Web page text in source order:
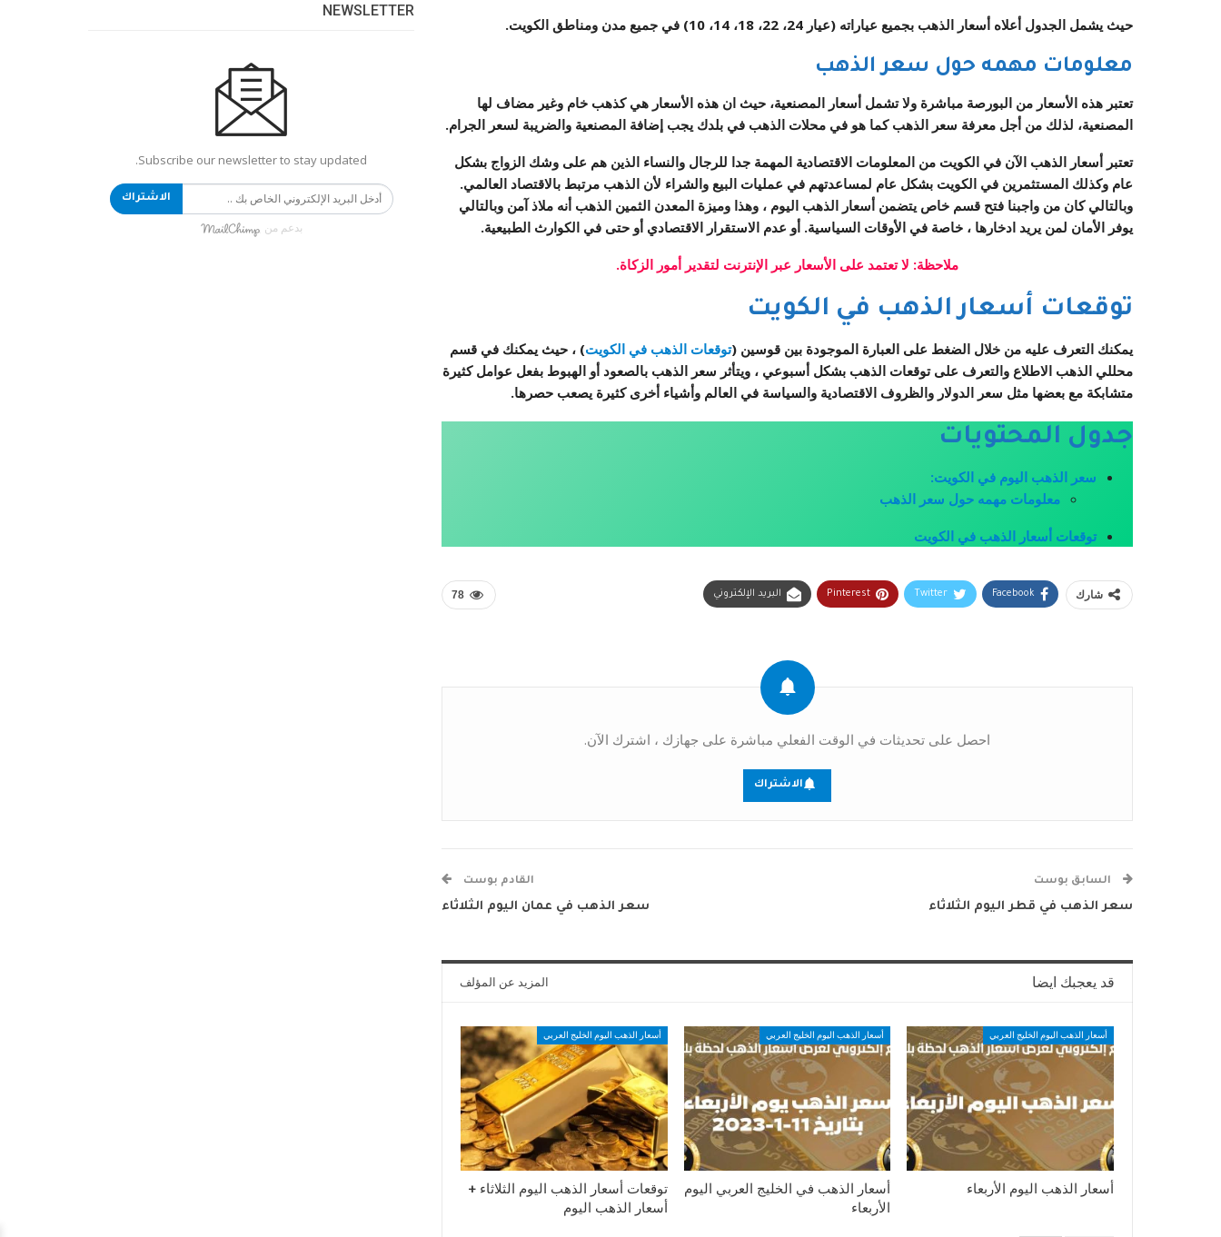
حيث يشمل الجدول أعلاه أسعار الذهب بجميع عياراته (عيار 24، 22، 18، 14، 10) في جميع مدن ومناطق الكويت.
معلومات مهمه حول سعر الذهب
تعتبر هذه الأسعار من البورصة مباشرة ولا تشمل أسعار المصنعية، حيث ان هذه الأسعار هي كذهب خام وغير مضاف لها
المصنعية، لذلك من أجل معرفة سعر الذهب كما هو في محلات الذهب في بلدك يجب إضافة المصنعية والضريبة لسعر الجرام.
تعتبر أسعار الذهب الآن في الكويت من المعلومات الاقتصادية المهمة جدا للرجال والنساء الذين هم على وشك الزواج بشكل
عام وكذلك المستثمرين في الكويت بشكل عام لمساعدتهم في عمليات البيع والشراء لأن الذهب مرتبط بالاقتصاد العالمي.
وبالتالي كان من واجبنا فتح قسم خاص يتضمن أسعار الذهب اليوم ، وهذا وميزة المعدن الثمين الذهب أنه ملاذ آمن وبالتالي
يوفر الأمان لمن يريد ادخارها ، خاصة في الأوقات السياسية. أو عدم الاستقرار الاقتصادي أو حتى في الكوارث الطبيعية.
ملاحظة: لا تعتمد على الأسعار عبر الإنترنت لتقدير أمور الزكاة.
توقعات أسعار الذهب في الكويت
يمكنك التعرف عليه من خلال الضغط على العبارة الموجودة بين قوسين (توقعات الذهب في الكويت) ، حيث يمكنك في قسم
محللي الذهب الاطلاع والتعرف على توقعات الذهب بشكل أسبوعي ، ويتأثر سعر الذهب بالصعود أو الهبوط بفعل عوامل كثيرة
متشابكة مع بعضها مثل سعر الدولار والظروف الاقتصادية والسياسة في العالم وأشياء أخرى كثيرة يصعب حصرها.
جدول المحتويات
سعر الذهب اليوم في الكويت:
معلومات مهمه حول سعر الذهب
توقعات أسعار الذهب في الكويت
78 شارك Facebook
Twitter
Pinterest البريد الإلكتروني
احصل على تحديثات في الوقت الفعلي مباشرة على جهازك ، اشترك الآن.
الاشتراك
السابق بوست
سعر الذهب في قطر اليوم الثلاثاء
القادم بوست
سعر الذهب في عمان اليوم الثلاثاء
قد يعجبك ايضا المزيد عن المؤلف
أسعار الذهب اليوم الخليج العربي
أسعار الذهب اليوم الأربعاء
أسعار الذهب اليوم الخليج العربي
أسعار الذهب في الخليج العربي اليوم
الأربعاء
أسعار الذهب اليوم الخليج العربي
توقعات أسعار الذهب اليوم الثلاثاء +
أسعار الذهب اليوم
NEWSLETTER
Subscribe our newsletter to stay updated.
الاشتراك
بدعم من